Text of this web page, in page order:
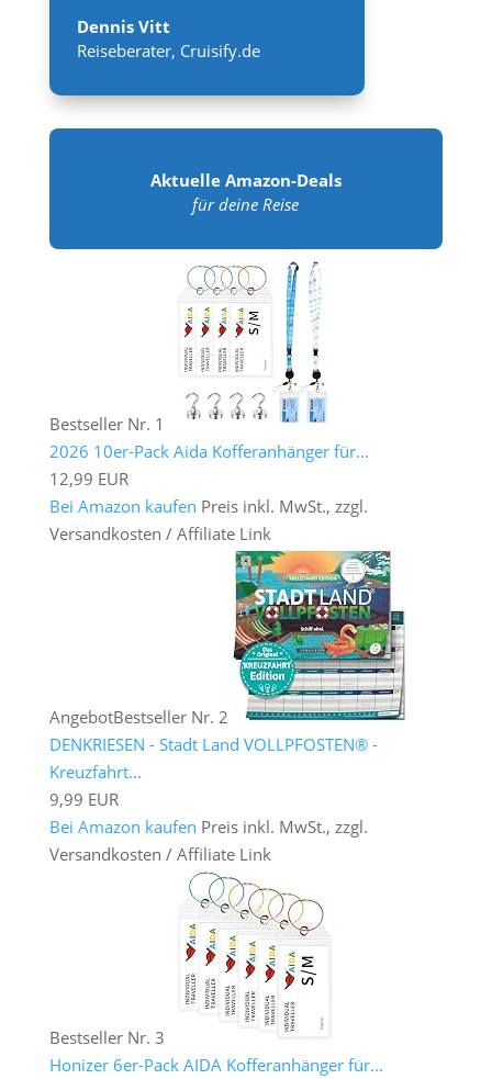
Dennis Vitt
Reiseberater, Cruisify.de
Aktuelle Amazon-Deals
für deine Reise
Bestseller Nr. 1
2026 10er-Pack Aida Kofferanhänger für...
12,99 EUR
Bei Amazon kaufen Preis inkl. MwSt., zzgl.
Versandkosten / Affiliate Link
AngebotBestseller Nr. 2
DENKRIESEN - Stadt Land VOLLPFOSTEN® -
Kreuzfahrt...
9,99 EUR
Bei Amazon kaufen Preis inkl. MwSt., zzgl.
Versandkosten / Affiliate Link
Bestseller Nr. 3
Honizer 6er-Pack AIDA Kofferanhänger für...